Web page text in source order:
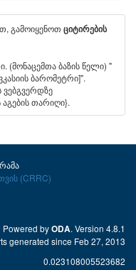
გამოიყენოთ ციტირების
(მონაცემთა ბაზის წელი) "
ბარომეტრი]".
ვებგვერდზე
თარიღი}.
(CRRC)
Powered byODA. Version 4.8.1
generated since Feb 27, 2013
0.023108005523682